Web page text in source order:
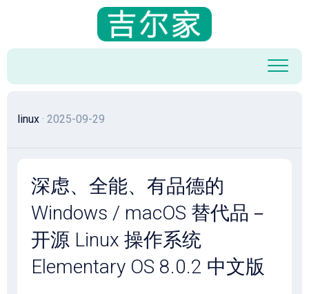
容
linux · 2025-09-29
深虑、全能、有品德的
Windows / macOS 替代品－
开源 Linux 操作系统
Elementary OS 8.0.2 中文版